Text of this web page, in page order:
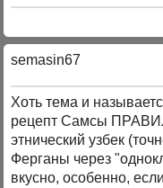
semasin67
Хоть тема и
рецепт Самсы
этнический узбек
Ферганы через
вкусно, особенно,